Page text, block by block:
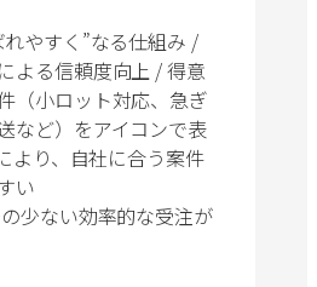
やすく”なる仕組み /
よる信頼度向上 / 得意
（小ロット対応、急ぎ
など）をアイコンで表
より、自社に合う案件
い
少ない効率的な受注が